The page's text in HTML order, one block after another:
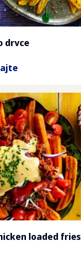
drvce
loaded fries